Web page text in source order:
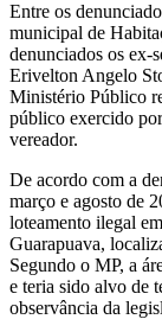
Entre os
municipal de
denunciados os ex-
Erivelton Angelo
Ministério Público
público exercido
vereador.
De acordo com a
março e agosto de
loteamento ilegal
Guarapuava,
Segundo o MP, a
e teria sido alvo de
observância da